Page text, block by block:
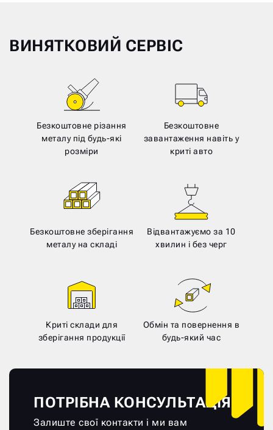
ВИНЯТКОВИЙ СЕРВІС
Безкоштовне різання
металу під будь-які
розміри
Безкоштовне
завантаження навіть у
криті авто
Безкоштовне зберігання
металу на складі
Відвантажуємо за 10
хвилин і без черг
Криті склади для
зберігання продукції
Обмін та повернення в
будь-який час
ПОТРІБНА КОНСУЛЬТАЦІЯ?
Залиште свої контакти і ми вам